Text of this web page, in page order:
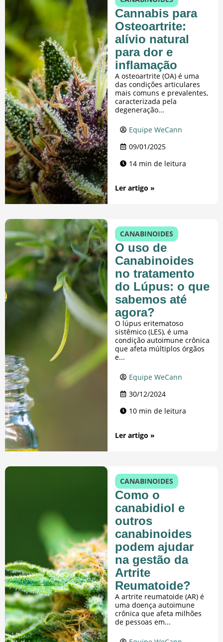
Cannabis para
Osteoartrite:
alívio natural
para dor e
inflamação
A osteoartrite (OA) é uma
das condições articulares
mais comuns e prevalentes,
caracterizada pela
degeneração...
Equipe WeCann
09/01/2025
14 min de leitura
Ler artigo »
CANABINOIDES
O uso de
Canabinoides
no tratamento
do Lúpus: o que
sabemos até
agora?
O lúpus eritematoso
sistêmico (LES), é uma
condição autoimune crônica
que afeta múltiplos órgãos
e...
Equipe WeCann
30/12/2024
10 min de leitura
Ler artigo »
CANABINOIDES
Como o
canabidiol e
outros
canabinoides
podem ajudar
na gestão da
Artrite
Reumatoide?
A artrite reumatoide (AR) é
uma doença autoimune
crônica que afeta milhões
de pessoas em...